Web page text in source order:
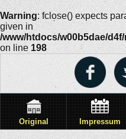
Warning: fclose() expects
given in
/www/htdocs/w00b5dae/
on line 198
Original Impressum